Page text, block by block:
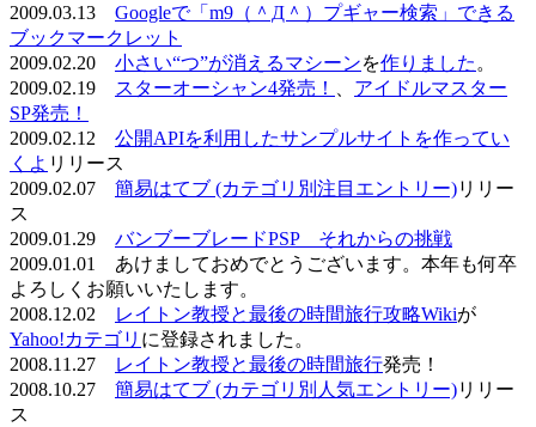
2009.03.13 Googleで「m9（＾Д＾）プギャー検索」できる
ブックマークレット
2009.02.20 小さい“つ”が消えるマシーンを作りました 。
2009.02.19
スターオーシャン4発売！
アイドルマスター
SP発売！
2009.02.12 公開APIを利用したサンプルサイトを作ってい
くよ リリース
2009.02.07 簡易はてブ (カテゴリ別注目エントリー)リリー
ス
2009.01.29 バンブーブレードPSP それからの挑戦
2009.01.01 あけましておめでとうございます。本年も何卒
よろしくお願いいたします。
2008.12.02
レイトン教授と最後の時間旅行攻略Wikiが
Yahoo!カテゴリ に登録されました。
2008.11.27
レイトン教授と最後の時間旅行発売！
2008.10.27 簡易はてブ (カテゴリ別人気エントリー)リリー
ス